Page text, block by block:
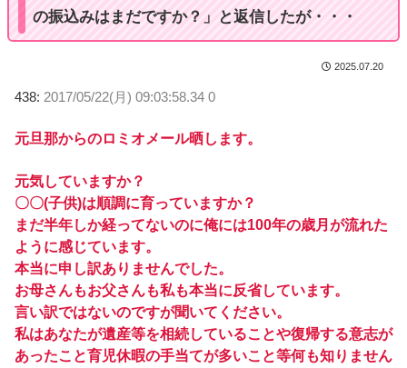
の振込みはまだですか？」と返信したが・・・
2025.07.20
438: 2017/05/22(月) 09:03:58.34 0
元旦那からのロミオメール晒します。
元気していますか？
〇〇(子供)は順調に育っていますか？
まだ半年しか経ってないのに俺には100年の歳月が流れた
ように感じています。
本当に申し訳ありませんでした。
お母さんもお父さんも私も本当に反省しています。
言い訳ではないのですが聞いてください。
私はあなたが遺産等を相続していることや復帰する意志が
あったこと育児休暇の手当てが多いこと等何も知りません